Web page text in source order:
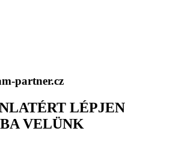
partner.cz
LÉPJEN
VELÜNK